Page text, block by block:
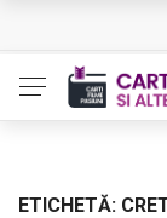
The Man
Queer – Un
ETICHETĂ: